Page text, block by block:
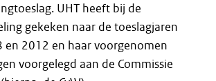
UHT heeft bij de
gekeken naar de toeslagjaren
en 2012 en haar voorgenomen
voorgelegd aan de Commissie